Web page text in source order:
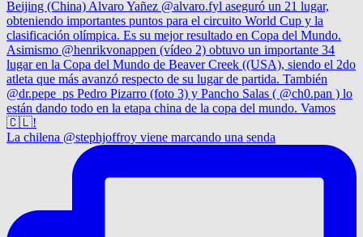
La chilena @stephjoffroy viene marcando una senda